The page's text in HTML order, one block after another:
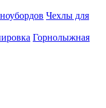
Чехлы для
Горнолыжная